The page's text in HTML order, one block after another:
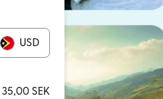
USD
35,00 SEK